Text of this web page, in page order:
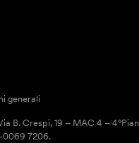
generali
B. Crespi, 19 – MAC 4 –
0069 7206.